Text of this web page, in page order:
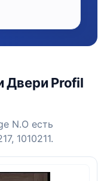
Двери Profil
N.O есть
1010211.